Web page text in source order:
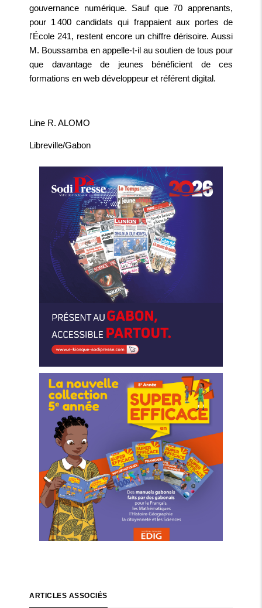
gouvernance numérique. Sauf que 70 apprenants,
pour 1 400 candidats qui frappaient aux portes de
l'École 241, restent encore un chiffre dérisoire. Aussi
M. Boussamba en appelle-t-il au soutien de tous pour
que davantage de jeunes bénéficient de ces
formations en web développeur et référent digital.
Line R. ALOMO
Libreville/Gabon
ARTICLES ASSOCIÉS